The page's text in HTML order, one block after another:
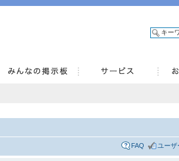
FAQ ユー